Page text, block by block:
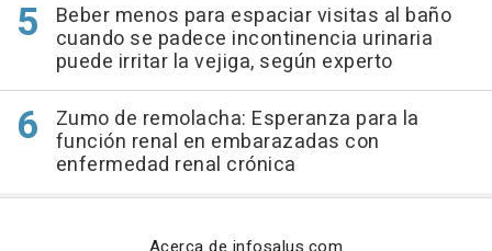
Beber menos para espaciar visitas al baño
cuando se padece incontinencia urinaria
puede irritar la vejiga, según experto
Zumo de remolacha: Esperanza para la
función renal en embarazadas con
enfermedad renal crónica